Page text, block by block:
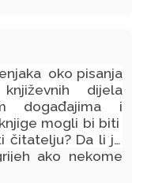
oko pisanja
dijela
događajima i
mogli bi biti
čitatelju? Da li je
ako nekome
koje je mogao